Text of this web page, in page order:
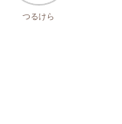
つるけら